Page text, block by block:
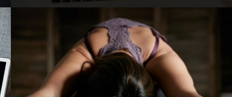
Pint- & Webdesign, Fotografie & Corporate-Design